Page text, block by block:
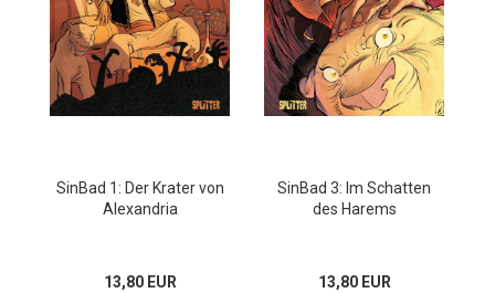
SinBad 1: Der Krater von
Alexandria
13,80 EUR
SinBad 3: Im Schatten
des Harems
13,80 EUR